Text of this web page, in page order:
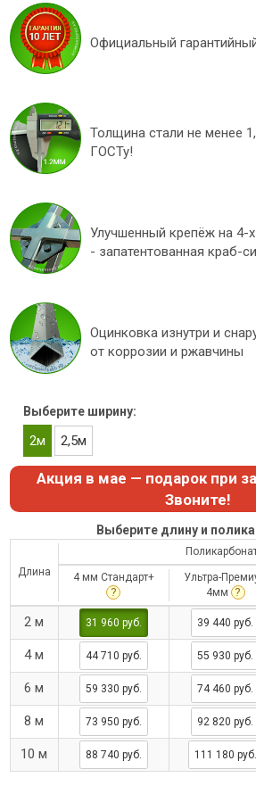
Официальный
Толщина стали не менее
ГОСТу!
Улучшенный крепёж на 4-
- запатентованная краб-
Оцинковка изнутри и
от коррозии и ржавчины
Выберите ширину:
2м 2,5м
Акция в мае — подарок при
Звоните!
Выберите длину и
Длина 4 мм Стандарт+
?
Ультра-
4мм
?
2 м 31 960 руб. 39 440 руб.
4 м 44 710 руб. 55 930 руб.
6 м 59 330 руб. 74 460 руб.
8 м 73 950 руб. 92 820 руб.
10 м 88 740 руб. 111 180 руб.